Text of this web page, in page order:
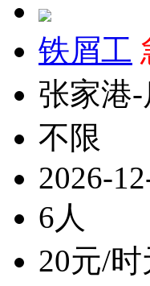
铁屑工
张家港
不限
2026-
6人
20元/时